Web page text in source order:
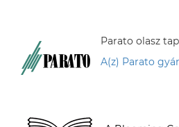
Parato olasz
A(z) Parato